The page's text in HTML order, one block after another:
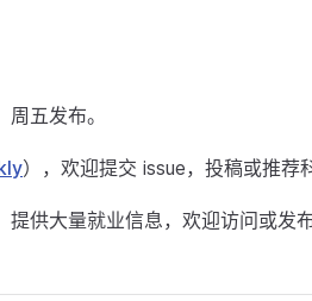
五发布。
），欢迎提交 issue，投稿或推荐
提供大量就业信息，欢迎访问或发